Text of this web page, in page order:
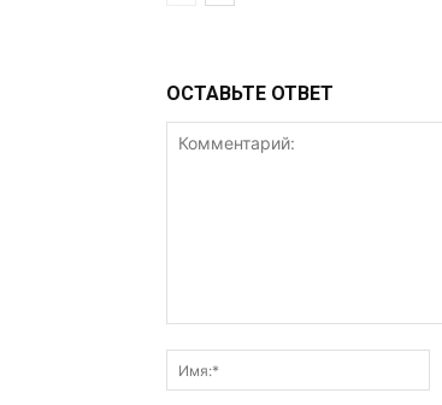
ОСТАВЬТЕ ОТВЕТ